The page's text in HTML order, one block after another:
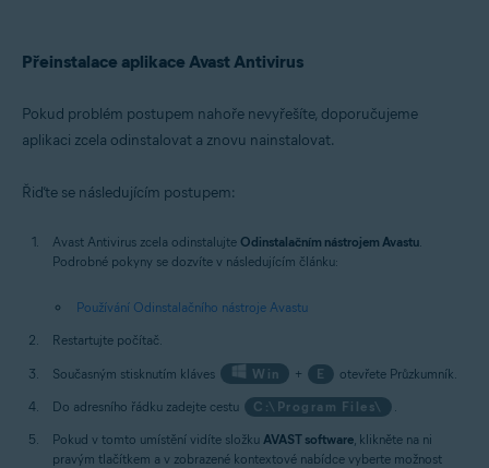
Přeinstalace aplikace Avast Antivirus
Pokud problém postupem nahoře nevyřešíte, doporučujeme
aplikaci zcela odinstalovat a znovu nainstalovat.
Řiďte se následujícím postupem:
Avast Antivirus zcela odinstalujte Odinstalačním nástrojem Avastu
Podrobné pokyny se dozvíte v následujícím článku:
Používání Odinstalačního nástroje Avastu
Restartujte počítač.
Současným stisknutím kláves Win + E
otevřete Průzkumník.
Do adresního řádku zadejte cestu
C:\Program Files\
Pokud v tomto umístění vidíte složku AVAST software , klikněte na ni
pravým tlačítkem a v zobrazené kontextové nabídce vyberte možnost